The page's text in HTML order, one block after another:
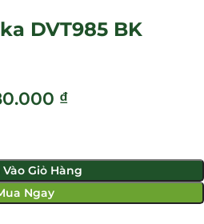
DVT985 BK
₫
Giỏ Hàng
Ngay